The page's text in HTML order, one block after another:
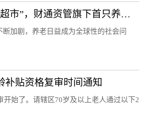
优选“基金精品超市”，财通资管旗下首只养老FOF正式发行
加剧，养老日益成为全球性的社会问
补贴资格复审时间通知
开始了。请辖区70岁及以上老人通过以下2